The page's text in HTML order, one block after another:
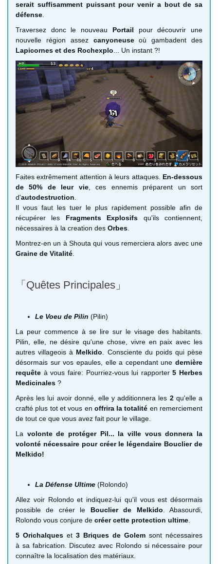
serait suffisamment puissant pour venir a bout de sa
défense
Traversez donc le nouveau Portail pour découvrir une
nouvelle région assez canyoneuseoù gambadent des
Lapicornes et des Rochexplo ... Un instant ?!
Faites extrêmement attention à leurs attaques. En-dessous
de 50% de leur vie, ces ennemis préparent un sort
d'autodestruction
Il vous faut les tuer le plus rapidement possible afin de
récupérer les Fragments Explosifs qu'ils contiennent,
nécessaires à la creation des Orbes
Montrez-en un à Shouta qui vous remerciera alors avec une
Graine de Vitalité
「Quêtes Principales」
Le Voeu de Pilin (Pilin)
La peur commence à se lire sur le visage des habitants.
Pilin, elle, ne désire qu'une chose, vivre en paix avec les
autres villageois à Melkido . Consciente du poids qui pèse
désormais sur vos epaules, elle a cependant une dernière
requête à vous faire: Pourriez-vous lui rapporter5 Herbes
Medicinales ?
Après les lui avoir donné, elle y additionnera les 2qu'elle a
crafté plus tot et vous en offrira la totalité en remerciement
de tout ce que vous avez fait pour le village.
La volonte de protéger Pil... la ville vous donnera la
volonté nécessaire pour créer le légendaire Bouclier de
Melkido!
La Défense Ultime (Rolondo)
Allez voir Rolondo et indiquez-lui qu'il vous est désormais
possible de créer le Bouclier de Melkido . Abasourdi,
Rolondo vous conjure de créer cette protection ultime
5 Orichalques et 3 Briques de Golem sont nécessaires
à sa fabrication. Discutez avec Rolondo si nécessaire pour
connaître la localisation des matériaux.